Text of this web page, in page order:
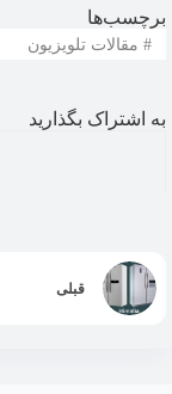
برچسب‌ها
#مقالات تلویزیون
به اشتراک بگذارید
قبلی